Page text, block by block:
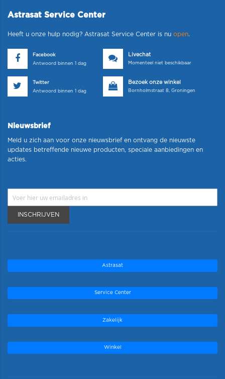
Astrasat Service Center
Heeft u onze hulp nodig? Astrasat Service Center is nu open.
Facebook
Antwoord binnen 1 dag
Livechat
Momenteel niet beschikbaar
Twitter
Antwoord binnen 1 dag
Bezoek onze winkel
Bornholmstraat 8, Groningen
Nieuwsbrief
Meld u zich aan voor onze nieuwsbrief en ontvang de nieuwste
updates betreffende nieuwe producten, speciale aanbiedingen en
acties.
INSCHRIJVEN
Astrasat
Service Center
Zakelijk
Winkel